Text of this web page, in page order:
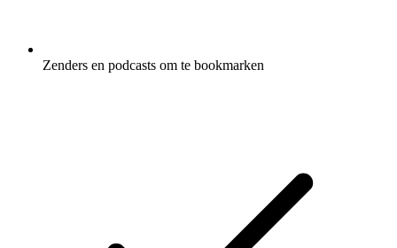
Zenders en podcasts om te bookmarken